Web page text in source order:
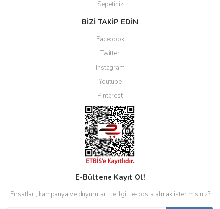
Sepetiniz
BİZİ TAKİP EDİN
Facebook
Twitter
Instagram
Youtube
Pinterest
E-Bültene Kayıt Ol!
Fırsatları, kampanya ve duyuruları ile ilgili e-posta almak ister misiniz?